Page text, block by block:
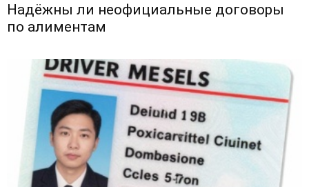
Надёжны ли неофициальные договоры
по алиментам